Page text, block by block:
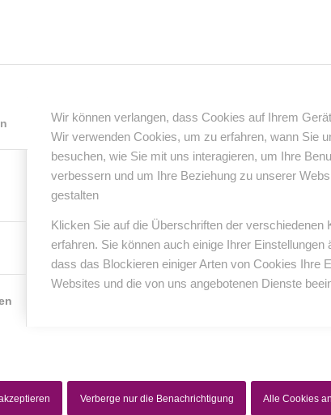
Wir können verlangen, dass Cookies auf Ihrem
Wir verwenden Cookies, um zu erfahren, wann Sie
besuchen, wie Sie mit uns interagieren, um Ihre
verbessern und um Ihre Beziehung zu unserer
gestalten
Klicken Sie auf die Überschriften der verschiedenen
erfahren. Sie können auch einige Ihrer Einstellungen
dass das Blockieren einiger Arten von Cookies Ihre
Websites und die von uns angebotenen Dienste
Verberge nur die Benachrichtigung Alle Cookies
KOMMENTARE
einen Kommentar
beteiligen?